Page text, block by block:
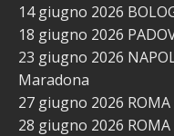
14 giugno 2026
18 giugno 2026
23 giugno 2026
Maradona
27 giugno 2026
28 giugno 2026